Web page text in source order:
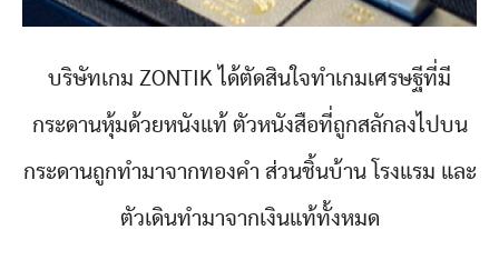
บริษัทเกม ZONTIK ได้ตัดสินใจทำเกมเศรษฐีที่มี
กระดานหุ้มด้วยหนังแท้ ตัวหนังสือที่ถูกสลักลงไปบน
กระดานถูกทำมาจากทองคำ ส่วนชิ้นบ้าน โรงแรม และ
ตัวเดินทำมาจากเงินแท้ทั้งหมด